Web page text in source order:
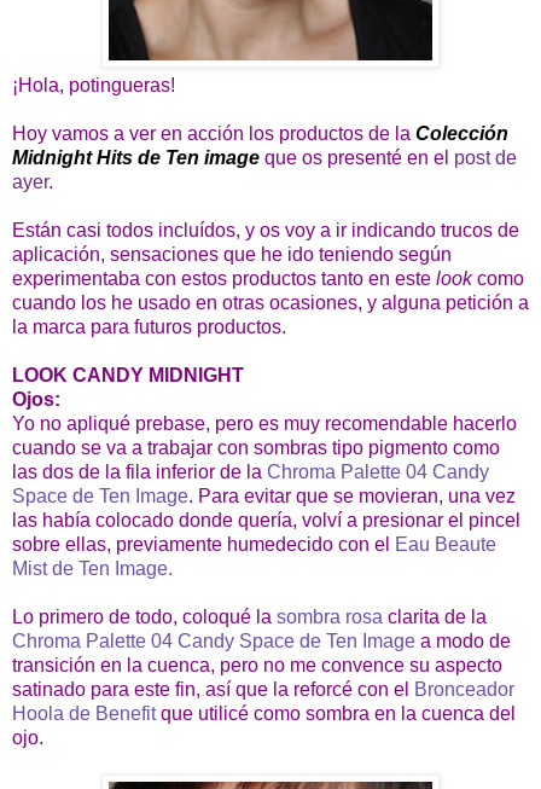
¡Hola, potingueras!
Hoy vamos a ver en acción los productos de la Colección
Midnight Hits de Ten image que os presenté en el post de
ayer.
Están casi todos incluídos, y os voy a ir indicando trucos de
aplicación, sensaciones que he ido teniendo según
experimentaba con estos productos tanto en este lookcomo
cuando los he usado en otras ocasiones, y alguna petición a
la marca para futuros productos.
LOOK CANDY MIDNIGHT
Ojos:
Yo no apliqué prebase, pero es muy recomendable hacerlo
cuando se va a trabajar con sombras tipo pigmento como
las dos de la fila inferior de la Chroma Palette 04 Candy
Space de Ten Image. Para evitar que se movieran, una vez
las había colocado donde quería, volví a presionar el pincel
sobre ellas, previamente humedecido con el Eau Beaute
Mist de Ten Image.
Lo primero de todo, coloqué la sombra rosa clarita de la
Chroma Palette 04 Candy Space de Ten Image a modo de
transición en la cuenca, pero no me convence su aspecto
satinado para este fin, así que la reforcé con el Bronceador
Hoola de Benefitque utilicé como sombra en la cuenca del
ojo.